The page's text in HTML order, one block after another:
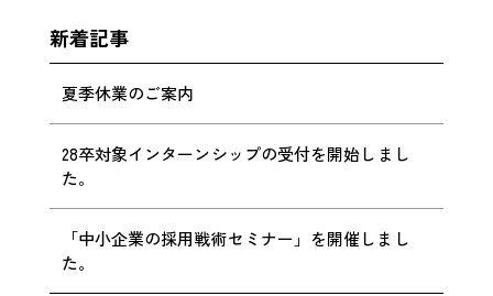
新着記事
夏季休業のご案内
28卒対象インターンシップの受付を開始しまし
た。
「中小企業の採用戦術セミナー」を開催しまし
た。